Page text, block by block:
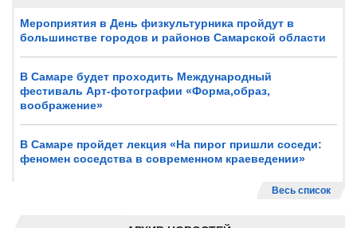
Мероприятия в День физкультурника пройдут в
большинстве городов и районов Самарской области
В Самаре будет проходить Международный
фестиваль Арт-фотографии «Форма,образ,
воображение»
В Самаре пройдет лекция «На пирог пришли соседи:
феномен соседства в современном краеведении»
Весь список